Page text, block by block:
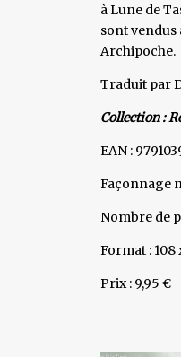
à Lune de
sont vendus
Archipoche.
Traduit par
Collection :
EAN :
Façonnage
Nombre de
Format : 108
Prix : 9,95 €